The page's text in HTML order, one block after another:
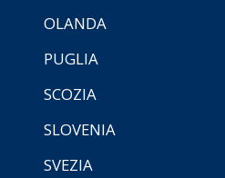
OLANDA
PUGLIA
SCOZIA
SLOVENIA
SVEZIA